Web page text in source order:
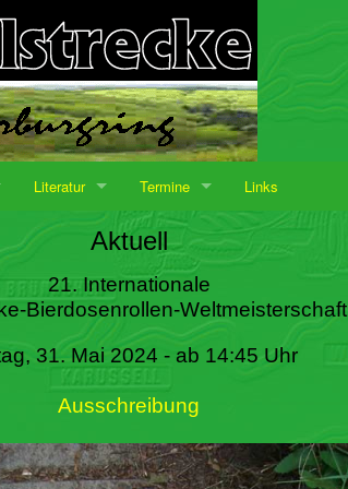
Literatur Termine Links
Aktuell
21. Internationale
Bierdosenrollen-Weltmeisterschaft
31. Mai 2024 - ab 14:45 Uhr
Ausschreibung